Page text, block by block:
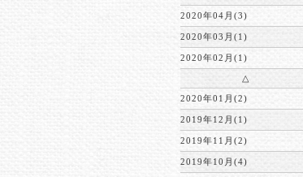
2020年04月(3)
2020年03月(1)
2020年02月(1)
△
2020年01月(2)
2019年12月(1)
2019年11月(2)
2019年10月(4)